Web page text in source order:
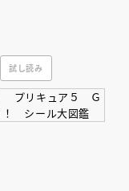
試し読み